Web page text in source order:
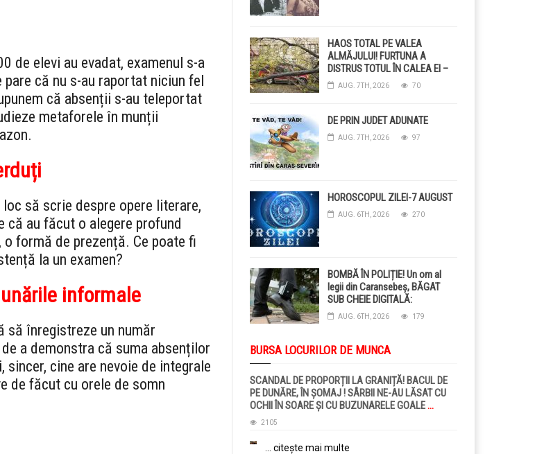
de elevi au evadat, examenul s-a
că nu s-au raportat niciun fel
că absenții s-au teleportat
metaforele în munții
să scrie despre opere literare,
că au făcut o alegere profund
formă de prezență. Ce poate fi
la un examen?
informale
să înregistreze un număr
a demonstra că suma absenților
cine are nevoie de integrale
de făcut cu orele de somn
HAOS TOTAL PE VALEA
ALMĂJULUI! FURTUNA A
DISTRUS TOTUL ÎN CALEA EI –
COPACI CĂZUȚI, DRUMURI
BLOCAȚE, CURENT TĂIAT ȘI
GRINDINĂ!
AUG. 7TH, 2026 70
DE PRIN JUDET ADUNATE
AUG. 7TH, 2026 97
HOROSCOPUL ZILEI-7 AUGUST
AUG. 6TH, 2026 270
BOMBĂ ÎN POLIȚIE! Un om al
legii din Caransebeș, BĂGAT
SUB CHEIE DIGITALĂ:
Judecătorii i-au pus BRĂȚARĂ
ELECTRONICĂ la picior!
AUG. 6TH, 2026 179
BURSA LOCURILOR DE MUNCA
SCANDAL DE PROPORȚII LA GRANIȚĂ! BACUL DE
PE DUNĂRE, ÎN ȘOMAJ ! SÂRBII NE-AU LĂSAT CU
OCHII ÎN SOARE ȘI CU BUZUNARELE GOALE...
citește mai multe
2105
... citește mai multe